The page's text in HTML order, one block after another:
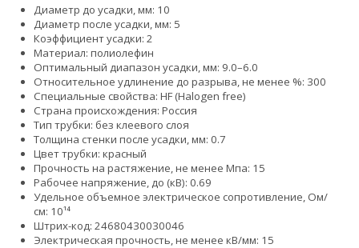
Диаметр до усадки, мм: 10
Диаметр после усадки, мм: 5
Коэффициент усадки: 2
Материал: полиолефин
Оптимальный диапазон усадки, мм: 9.0–6.0
Относительное удлинение до разрыва, не менее %: 300
Специальные свойства: HF (Halogen free)
Страна происхождения: Россия
Тип трубки: без клеевого слоя
Толщина стенки после усадки, мм: 0.7
Цвет трубки: красный
Прочность на растяжение, не менее Мпа: 15
Рабочее напряжение, до (кВ): 0.69
Удельное объемное электрическое сопротивление, Ом/
см: 10¹⁴
Штрих-код: 24680430030046
Электрическая прочность, не менее кВ/мм: 15